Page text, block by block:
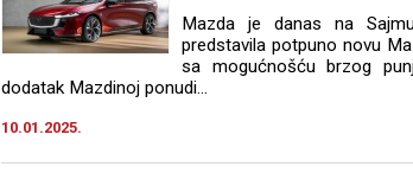
Mazda je danas na
predstavila potpuno novu
sa mogućnošću brzog
dodatak Mazdinoj ponudi...
10.01.2025.